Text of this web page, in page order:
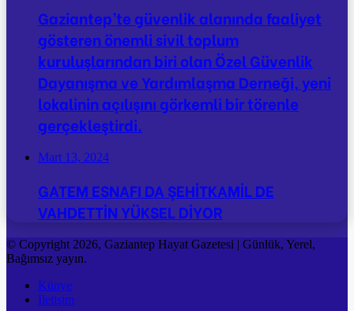
Gaziantep’te güvenlik alanında faaliyet
gösteren önemli sivil toplum
kuruluşlarından biri olan Özel Güvenlik
Dayanışma ve Yardımlaşma Derneği, yeni
lokalinin açılışını görkemli bir törenle
gerçekleştirdi.
Mart 13, 2024
GATEM ESNAFI DA ŞEHİTKAMİL DE
VAHDETTİN YÜKSEL DİYOR
© Copyright 2026, Gaziantep Hayat Gazetesi | Günlük, Yerel,
Bağımsız yayın.
Künye
İletişim